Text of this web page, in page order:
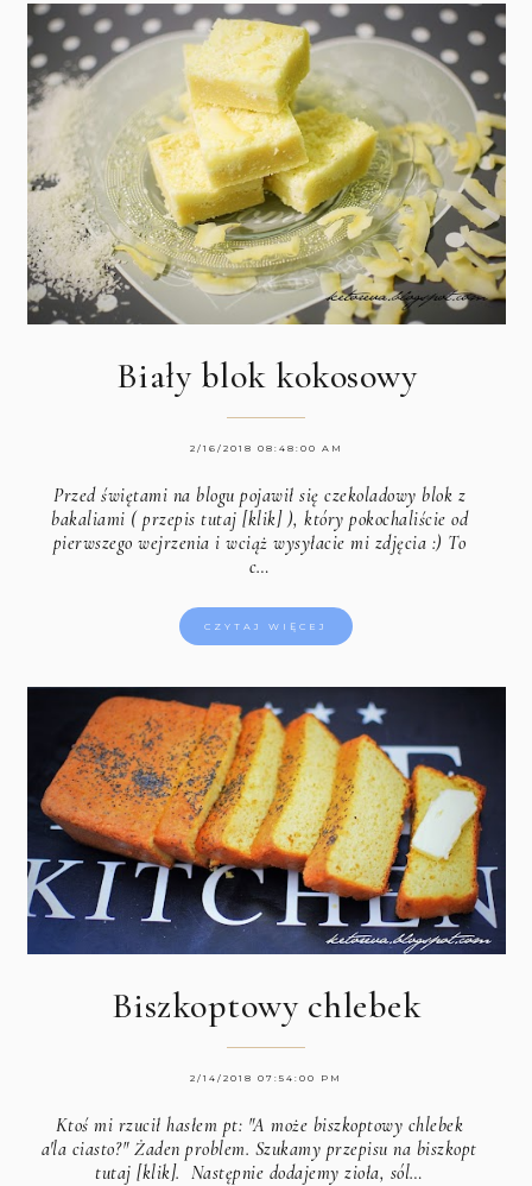
Biały blok kokosowy
2/16/2018 08:48:00 AM
Przed świętami na blogu pojawił się czekoladowy blok z
bakaliami (przepis tutaj [klik]), który pokochaliście od
pierwszego wejrzenia i wciąż wysyłacie mi zdjęcia :) To
c…
CZYTAJ WIĘCEJ
Biszkoptowy chlebek
2/14/2018 07:54:00 PM
Ktoś mi rzucił hasłem pt: "A może biszkoptowy chlebek
a'la ciasto?" Żaden problem. Szukamy przepisu na biszkopt
tutaj [klik]. Następnie dodajemy zioła, sól…